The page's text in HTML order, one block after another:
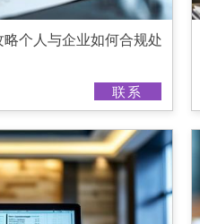
个人与企业如何合规处
联系